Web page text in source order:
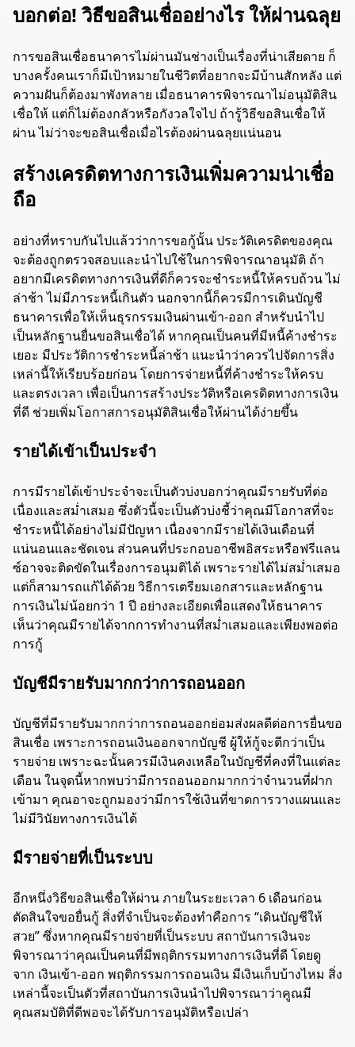
บอกต่อ! วิธีขอสินเชื่ออย่างไร ให้ผ่านฉลุย
การขอสินเชื่อธนาคารไม่ผ่านมันช่างเป็นเรื่องที่น่าเสียดาย ก็
บางครั้งคนเราก็มีเป้าหมายในชีวิตที่อยากจะมีบ้านสักหลัง แต่
ความฝันก็ต้องมาพังทลาย เมื่อธนาคารพิจารณาไม่อนุมัติสิน
เชื่อให้ แต่ก็ไม่ต้องกลัวหรือกังวลใจไป ถ้ารู้วิธีขอสินเชื่อให้
ผ่าน ไม่ว่าจะขอสินเชื่อเมื่อไรต้องผ่านฉลุยแน่นอน
สร้างเครดิตทางการเงินเพิ่มความน่าเชื่อ
ถือ
อย่างที่ทราบกันไปแล้วว่าการขอกู้นั้น ประวัติเครดิตของคุณ
จะต้องถูกตรวจสอบและนำไปใช้ในการพิจารณาอนุมัติ ถ้า
อยากมีเครดิตทางการเงินที่ดีก็ควรจะชำระหนี้ให้ครบถ้วน ไม่
ล่าช้า ไม่มีภาระหนี้เกินตัว นอกจากนี้ก็ควรมีการเดินบัญชี
ธนาคารเพื่อให้เห็นธุรกรรมเงินผ่านเข้า-ออก สำหรับนำไป
เป็นหลักฐานยื่นขอสินเชื่อได้ หากคุณเป็นคนที่มีหนี้ค้างชำระ
เยอะ มีประวัติการชำระหนี้ล่าช้า แนะนำว่าควรไปจัดการสิ่ง
เหล่านี้ให้เรียบร้อยก่อน โดยการจ่ายหนี้ที่ค้างชำระให้ครบ
และตรงเวลา เพื่อเป็นการสร้างประวัติหรือเครดิตทางการเงิน
ที่ดี ช่วยเพิ่มโอกาสการอนุมัติสินเชื่อให้ผ่านได้ง่ายขึ้น
รายได้เข้าเป็นประจำ
การมีรายได้เข้าประจำจะเป็นตัวบ่งบอกว่าคุณมีรายรับที่ต่อ
เนื่องและสม่ำเสมอ ซึ่งตัวนี้จะเป็นตัวบ่งชี้ว่าคุณมีโอกาสที่จะ
ชำระหนี้ได้อย่างไม่มีปัญหา เนื่องจากมีรายได้เงินเดือนที่
แน่นอนและชัดเจน ส่วนคนที่ประกอบอาชีพอิสระหรือฟรีแลน
ซ์อาจจะติดขัดในเรื่องการอนุมติได้ เพราะรายได้ไม่สม่ำเสมอ
แต่ก็สามารถแก้ได้ด้วย วิธีการเตรียมเอกสารและหลักฐาน
การเงินไม่น้อยกว่า 1 ปี อย่างละเอียดเพื่อแสดงให้ธนาคาร
เห็นว่าคุณมีรายได้จากการทำงานที่สม่ำเสมอและเพียงพอต่อ
การกู้
บัญชีมีรายรับมากกว่าการถอนออก
บัญชีที่มีรายรับมากกว่าการถอนออกย่อมส่งผลดีต่อการยื่นขอ
สินเชื่อ เพราะการถอนเงินออกจากบัญชี ผู้ให้กู้จะตีกว่าเป็น
รายจ่าย เพราะฉะนั้นควรมีเงินคงเหลือในบัญชีที่คงที่ในแต่ละ
เดือน ในจุดนี้หากพบว่ามีการถอนออกมากกว่าจำนวนที่ฝาก
เข้ามา คุณอาจะถูกมองว่ามีการใช้เงินที่ขาดการวางแผนและ
ไม่มีวินัยทางการเงินได้
มีรายจ่ายที่เป็นระบบ
อีกหนึ่งวิธีขอสินเชื่อให้ผ่าน ภายในระยะเวลา 6 เดือนก่อน
ตัดสินใจขอยื่นกู้ สิ่งที่จำเป็นจะต้องทำคือการ “เดินบัญชีให้
สวย” ซึ่งหากคุณมีรายจ่ายที่เป็นระบบ สถาบันการเงินจะ
พิจารณาว่าคุณเป็นคนที่มีพฤติกรรมทางการเงินที่ดี โดยดู
จาก เงินเข้า-ออก พฤติกรรมการถอนเงิน มีเงินเก็บบ้างไหม สิ่ง
เหล่านี้จะเป็นตัวที่สถาบันการเงินนำไปพิจารณาว่าคูณมี
คุณสมบัติที่ดีพอจะได้รับการอนุมัติหรือเปล่า